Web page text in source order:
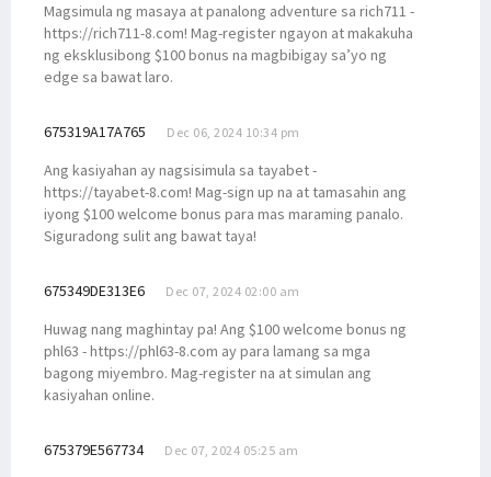
Magsimula ng masaya at panalong adventure sa rich711 -
https://rich711-8.com! Mag-register ngayon at makakuha
ng eksklusibong $100 bonus na magbibigay sa’yo ng
edge sa bawat laro.
675319A17A765 Dec 06, 2024 10:34 pm
Ang kasiyahan ay nagsisimula sa tayabet -
https://tayabet-8.com! Mag-sign up na at tamasahin ang
iyong $100 welcome bonus para mas maraming panalo.
Siguradong sulit ang bawat taya!
675349DE313E6 Dec 07, 2024 02:00 am
Huwag nang maghintay pa! Ang $100 welcome bonus ng
phl63 - https://phl63-8.com ay para lamang sa mga
bagong miyembro. Mag-register na at simulan ang
kasiyahan online.
675379E567734 Dec 07, 2024 05:25 am